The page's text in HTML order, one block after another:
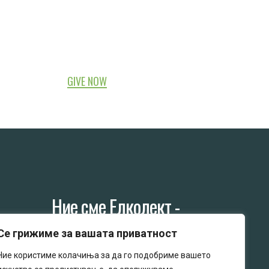
грижиме за вашата приватност
користиме колачиња за да го подобриме вашето
GIVE NOW
Ние сме Елколект -
Колективен постапувач со
електрична и електронска опрема